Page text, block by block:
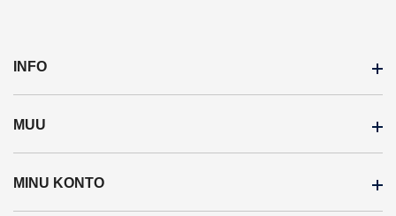
INFO
Meist
Ostutingimused
Privaatsuspoliitika
MUU
Kaubamärgid
MINU KONTO